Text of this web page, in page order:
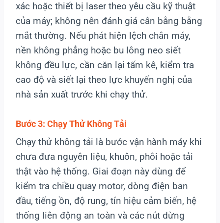
xác hoặc thiết bị laser theo yêu cầu kỹ thuật
của máy; không nên đánh giá cân bằng bằng
mắt thường. Nếu phát hiện lệch chân máy,
nền không phẳng hoặc bu lông neo siết
không đều lực, cần căn lại tấm kê, kiểm tra
cao độ và siết lại theo lực khuyến nghị của
nhà sản xuất trước khi chạy thử.
Bước 3: Chạy Thử Không Tải
Chạy thử không tải là bước vận hành máy khi
chưa đưa nguyên liệu, khuôn, phôi hoặc tải
thật vào hệ thống. Giai đoạn này dùng để
kiểm tra chiều quay motor, dòng điện ban
đầu, tiếng ồn, độ rung, tín hiệu cảm biến, hệ
thống liên động an toàn và các nút dừng